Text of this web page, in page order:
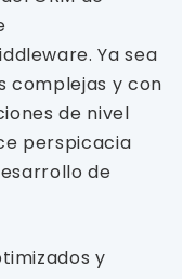
Ya sea
complejas y con
de nivel
perspicacia
de
y